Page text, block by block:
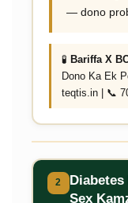
— dono
🧪 Bariffa X
Dono Ka Ek
teqtis.in | 📞
2
Sex